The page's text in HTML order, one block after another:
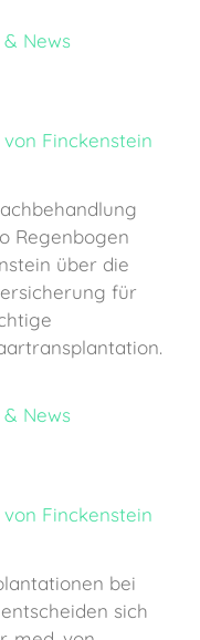
& News
von Finckenstein
Regenbogen
über die
für
& News
von Finckenstein
bei
sich